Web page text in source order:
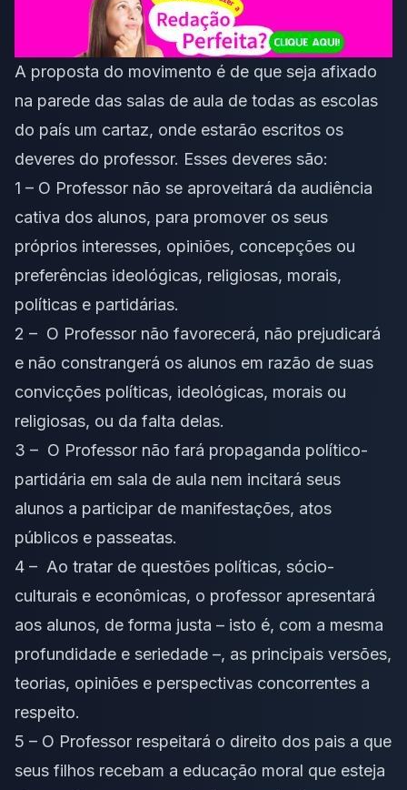
A proposta do movimento é de que seja afixado
na parede das salas de aula de todas as escolas
do país um cartaz, onde estarão escritos os
deveres do professor. Esses deveres são:
1 – O Professor não se aproveitará da audiência
cativa dos alunos, para promover os seus
próprios interesses, opiniões, concepções ou
preferências ideológicas, religiosas, morais,
políticas e partidárias.
2 – O Professor não favorecerá, não prejudicará
e não constrangerá os alunos em razão de suas
convicções políticas, ideológicas, morais ou
religiosas, ou da falta delas.
3 – O Professor não fará propaganda político-
partidária em sala de aula nem incitará seus
alunos a participar de manifestações, atos
públicos e passeatas.
4 – Ao tratar de questões políticas, sócio-
culturais e econômicas, o professor apresentará
aos alunos, de forma justa – isto é, com a mesma
profundidade e seriedade –, as principais versões,
teorias, opiniões e perspectivas concorrentes a
respeito.
5 – O Professor respeitará o direito dos pais a que
seus filhos recebam a educação moral que esteja